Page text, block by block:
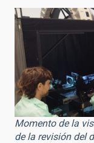
Momento de la
de la revisión del